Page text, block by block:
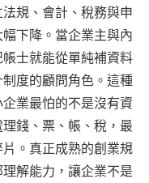
規、會計、稅務與申
下降。當企業主與內
士就能從單純補資料
度的顧問角色。這種
業最怕的不是沒有資
錢、票、帳、稅，最
。真正成熟的創業規
解能力，讓企業不是